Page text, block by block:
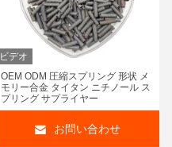
ビデオ
OEM ODM 圧縮スプリング 形状 メ
モリー合金 タイタン ニチノール ス
プリング サプライヤー
お問い合わせ